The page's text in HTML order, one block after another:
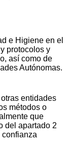
e Higiene en el
protocolos y
así como de
Autónomas.
entidades
métodos o
que
del apartado 2